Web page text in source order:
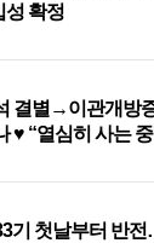
성 확정
결별→이관개방
♥ “열심히 사는
33기 첫날부터 반